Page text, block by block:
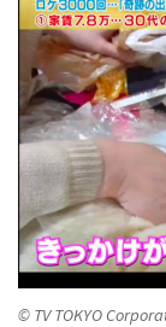
© TV TOKYO